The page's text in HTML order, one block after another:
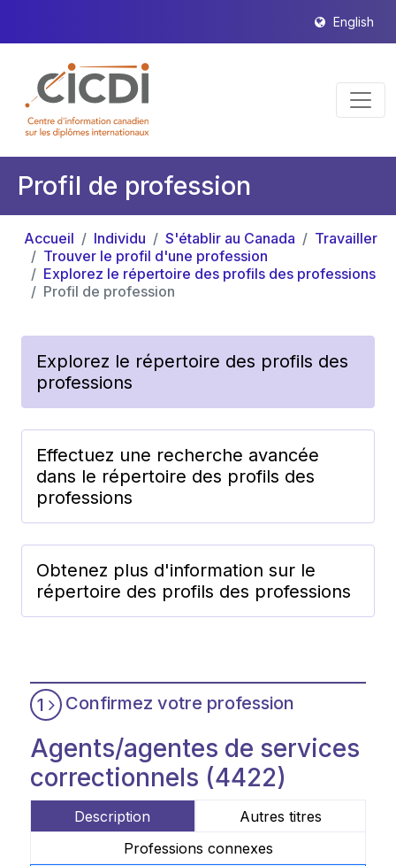
English
Profil de profession
Accueil Individu S'établir au Canada
Travailler
Trouver le profil d'une profession
Explorez le répertoire des profils des professions
Profil de profession
Explorez le répertoire des profils des
professions
Effectuez une recherche avancée
dans le répertoire des profils des
professions
Obtenez plus d'information sur le
répertoire des profils des professions
1 Confirmez votre profession
Agents/agentes de services
correctionnels (4422)
Description
Autres titres
Professions connexes